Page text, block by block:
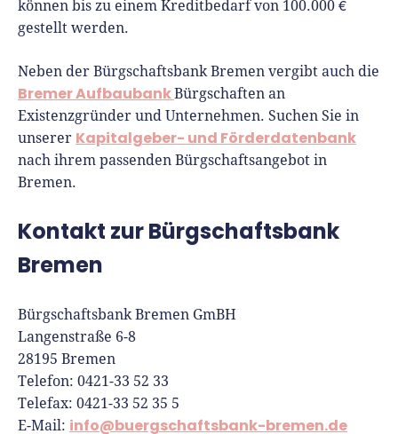
können bis zu einem Kreditbedarf von 100.000 €
gestellt werden.
Neben der Bürgschaftsbank Bremen vergibt auch die
Bremer AufbaubankBürgschaften an
Existenzgründer und Unternehmen. Suchen Sie in
unserer Kapitalgeber- und Förderdatenbank
nach ihrem passenden Bürgschaftsangebot in
Bremen.
Kontakt zur Bürgschaftsbank
Bremen
Bürgschaftsbank Bremen GmBH
Langenstraße 6-8
28195 Bremen
Telefon: 0421-33 52 33
Telefax: 0421-33 52 35 5
E-Mail: info@buergschaftsbank-bremen.de